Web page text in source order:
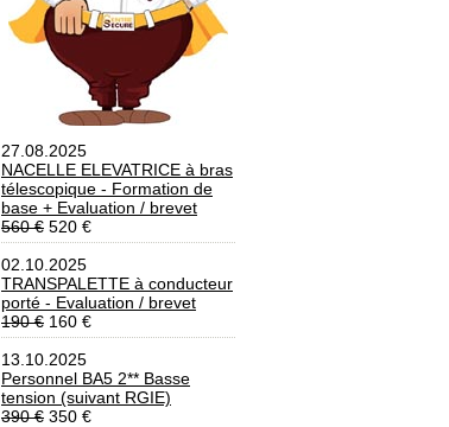
27.08.2025
NACELLE ELEVATRICE à bras
télescopique - Formation de
base + Evaluation / brevet
560 € 520 €
02.10.2025
TRANSPALETTE à conducteur
porté - Evaluation / brevet
190 € 160 €
13.10.2025
Personnel BA5 2** Basse
tension (suivant RGIE)
390 € 350 €